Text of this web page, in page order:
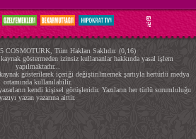
Tüm Hakları Saklıdır. (0,16)
göstermeden izinsiz kullananlar hakkında yasal işlem
yapılmaktadır...
gösterilerek içeriği değiştirilmemek şartıyla hertürlü medya
ortamında kullanılabilir.
kendi kişisel görüşleridir. Yazıların her türlü sorumluluğu
yazıyı yazan yazarına aittir.